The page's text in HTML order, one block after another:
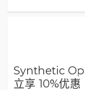
Synthetic
立享 10%优惠